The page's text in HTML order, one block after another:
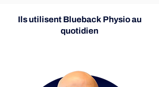
Ils utilisent Blueback Physio au
quotidien